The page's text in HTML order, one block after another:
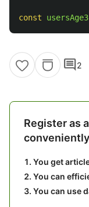
const usersAge3
comment2
Register as
conveniently
You get
You can
You can use